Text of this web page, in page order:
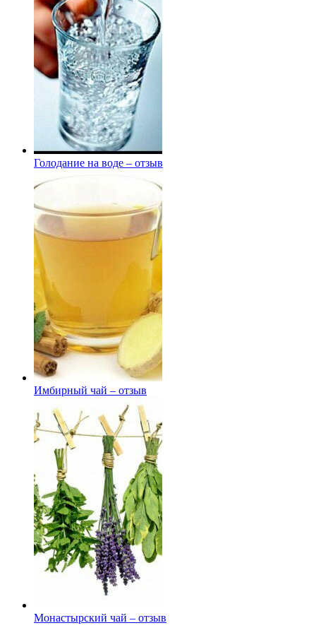
Голодание на воде – отзыв
Имбирный чай – отзыв
Монастырский чай – отзыв